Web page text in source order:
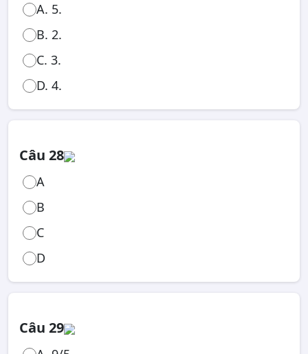
A. 5.
B. 2.
C. 3.
D. 4.
Câu 28
A
B
C
D
Câu 29